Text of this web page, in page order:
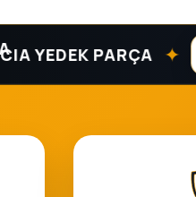
PARÇA ✦